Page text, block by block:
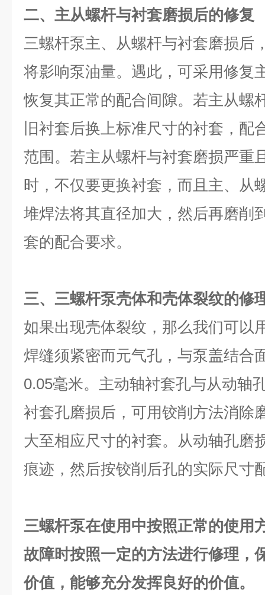
二、主从螺杆与衬套磨损后的修复
三螺杆泵主、从螺杆与衬套磨损后
将影响泵油量。遇此，可采用修复
恢复其正常的配合间隙。若主从螺
旧衬套后换上标准尺寸的衬套，配
范围。若主从螺杆与衬套磨损严重
时，不仅要更换衬套，而且主、从
堆焊法将其直径加大，然后再磨削
套的配合要求。
三、 三螺杆泵壳体和壳体裂纹的修
如果出现壳体裂纹，那么我们可以
焊缝须紧密而元气孔，与泵盖结合
0.05毫米。主动轴衬套孔与从动轴
衬套孔磨损后，可用铰削方法消除
大至相应尺寸的衬套。从动轴孔磨
痕迹，然后按铰削后孔的实际尺寸
三螺杆泵在使用中按照正常的使用
故障时按照一定的方法进行修理，
价值，能够充分发挥良好的价值。